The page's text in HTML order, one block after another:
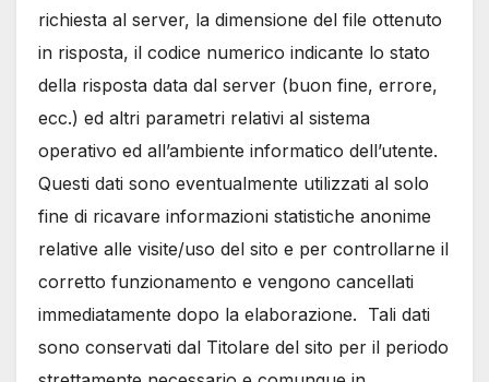
richiesta al server, la dimensione del file ottenuto
in risposta, il codice numerico indicante lo stato
della risposta data dal server (buon fine, errore,
ecc.) ed altri parametri relativi al sistema
operativo ed all’ambiente informatico dell’utente.
Questi dati sono eventualmente utilizzati al solo
fine di ricavare informazioni statistiche anonime
relative alle visite/uso del sito e per controllarne il
corretto funzionamento e vengono cancellati
immediatamente dopo la elaborazione. Tali dati
sono conservati dal Titolare del sito per il periodo